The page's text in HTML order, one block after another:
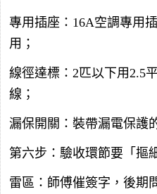
專用插座：16A空調專用
用；
線徑達標：2匹以下用2.5
線；
漏保開關：裝帶漏電保護
第六步：驗收環節要「摳
雷區：師傅催簽字，後期